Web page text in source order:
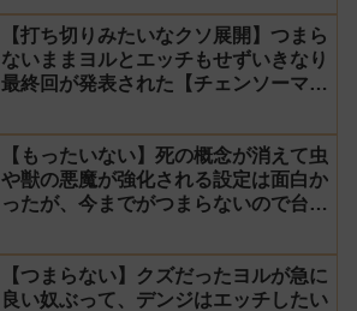
終回 感想】
【打ち切りみたいなクソ展開】つまら
ないままヨルとエッチもせずいきなり
最終回が発表された【チェンソーマン
【もったいない】死の概念が消えて虫
や獣の悪魔が強化される設定は面白か
ったが、今までがつまらないので台無
【つまらない】クズだったヨルが急に
良い奴ぶって、デンジはエッチしたい